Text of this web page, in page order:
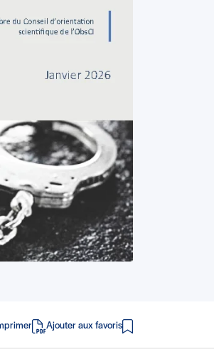
en PDF
Ajouter aux favoris